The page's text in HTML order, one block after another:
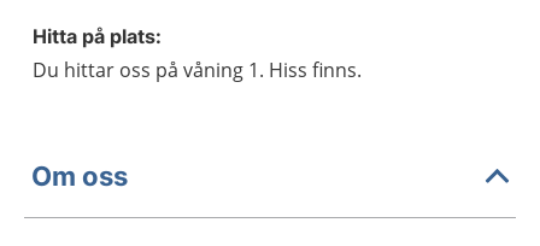
Hitta på plats:
Du hittar oss på våning 1. Hiss finns.
Om oss